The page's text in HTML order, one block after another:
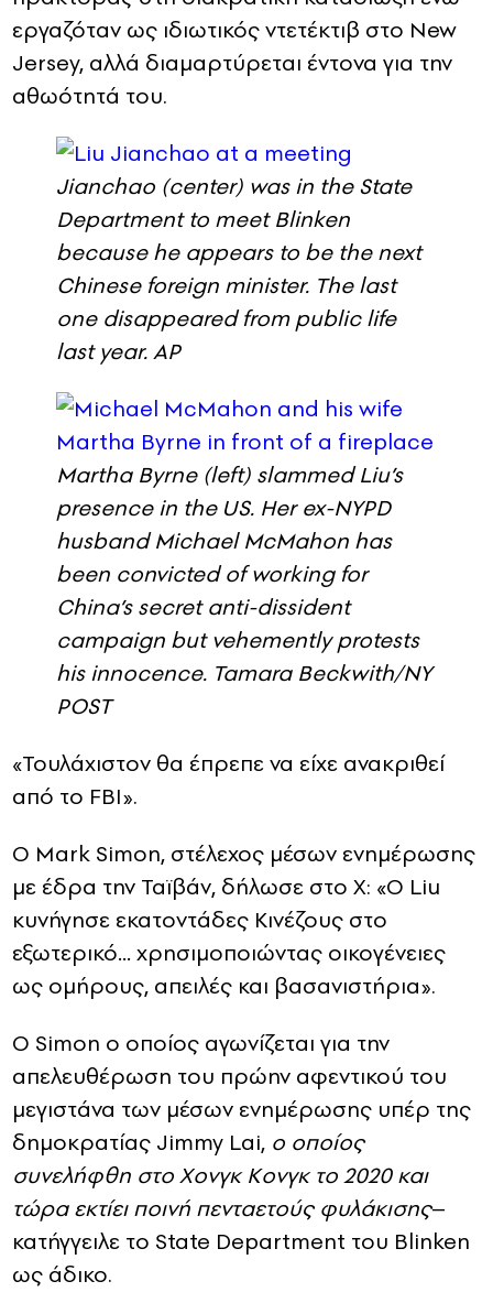
εργαζόταν ως ιδιωτικός ντετέκτιβ στο New
Jersey, αλλά διαμαρτύρεται έντονα για την
αθωότητά του.
Jianchao (center) was in the State
Department to meet Blinken
because he appears to be the next
Chinese foreign minister. The last
one disappeared from public life
last year.AP
Martha Byrne (left) slammed Liu’s
presence in the US. Her ex-NYPD
husband Michael McMahon has
been convicted of working for
China’s secret anti-dissident
campaign but vehemently protests
his innocence. Tamara Beckwith/NY
POST
«Τουλάχιστον θα έπρεπε να είχε ανακριθεί
από το FBI».
Ο Mark Simon, στέλεχος μέσων ενημέρωσης
με έδρα την Ταϊβάν, δήλωσε στο X: «Ο Liu
κυνήγησε εκατοντάδες Κινέζους στο
εξωτερικό… χρησιμοποιώντας οικογένειες
ως ομήρους, απειλές και βασανιστήρια».
Ο Simon ο οποίος αγωνίζεται για την
απελευθέρωση του πρώην αφεντικού του
μεγιστάνα των μέσων ενημέρωσης υπέρ της
δημοκρατίας Jimmy Lai, ο οποίος
συνελήφθη στο Χονγκ Κονγκ το 2020 και
τώρα εκτίει ποινή πενταετούς φυλάκισης–
κατήγγειλε το State Department του Blinken
ως άδικο.